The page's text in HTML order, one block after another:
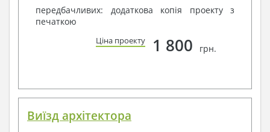
передбачливих: додаткова копія проекту з
печаткою
Ціна проекту 1 800 грн.
Виїзд архітектора